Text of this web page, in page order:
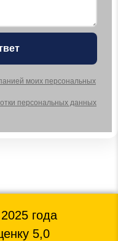
моих персональных
персональных данных
года
5,0